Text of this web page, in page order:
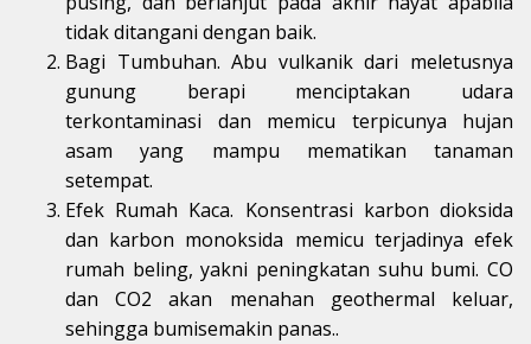
tidak ditangani dengan baik.
Bagi Tumbuhan. Abu vulkanik dari meletusnya
gunung berapi menciptakan udara
terkontaminasi dan memicu terpicunya hujan
asam yang mampu mematikan tanaman
setempat.
Efek Rumah Kaca. Konsentrasi karbon dioksida
dan karbon monoksida memicu terjadinya efek
rumah beling, yakni peningkatan suhu bumi. CO
dan CO2 akan menahan geothermal keluar,
sehingga bumisemakin panas..